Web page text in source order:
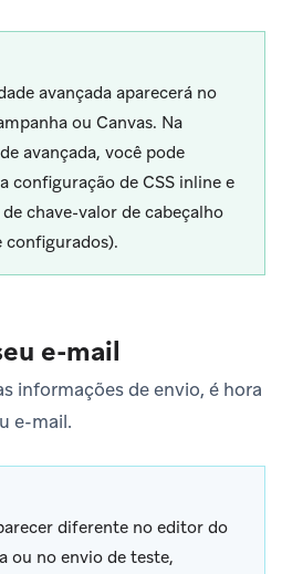
avançada aparecerá no
ou Canvas. Na
avançada, você pode
configuração de CSS inline e
chave-valor de cabeçalho
configurados).
e-mail
informações de envio, é hora
e-mail.
diferente no editor do
ou no envio de teste,